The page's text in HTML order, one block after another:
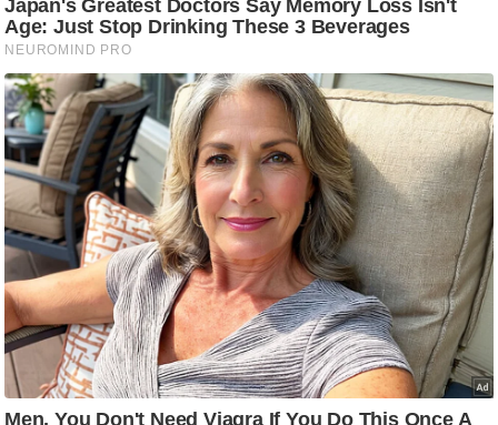
ल
टे
क्नॉ
लॉ
जी
ब्यू
टी
/
फै
श
न
घ
लू